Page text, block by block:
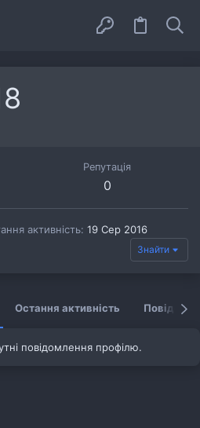
Репутація
0
активність 19 Сер 2016
Знайти
Остання активність
повідомлення профілю.